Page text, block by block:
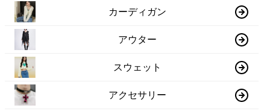
カーディガン
アウター
スウェット
アクセサリー